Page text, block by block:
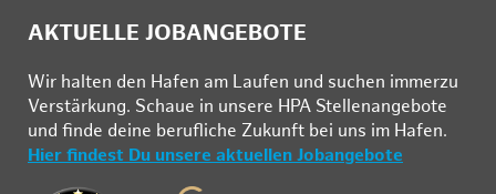
AKTUELLE JOBANGEBOTE
Wir hal­ten den Ha­fen am Lau­fen und su­chen im­mer­zu
Ver­stär­kung. Schau­e in un­se­re HPA Stel­len­an­ge­bo­te
und fin­de deine be­ruf­li­che Zu­kunft bei uns im Ha­fen.
Hier findest Du unsere aktuellen Jobangebote